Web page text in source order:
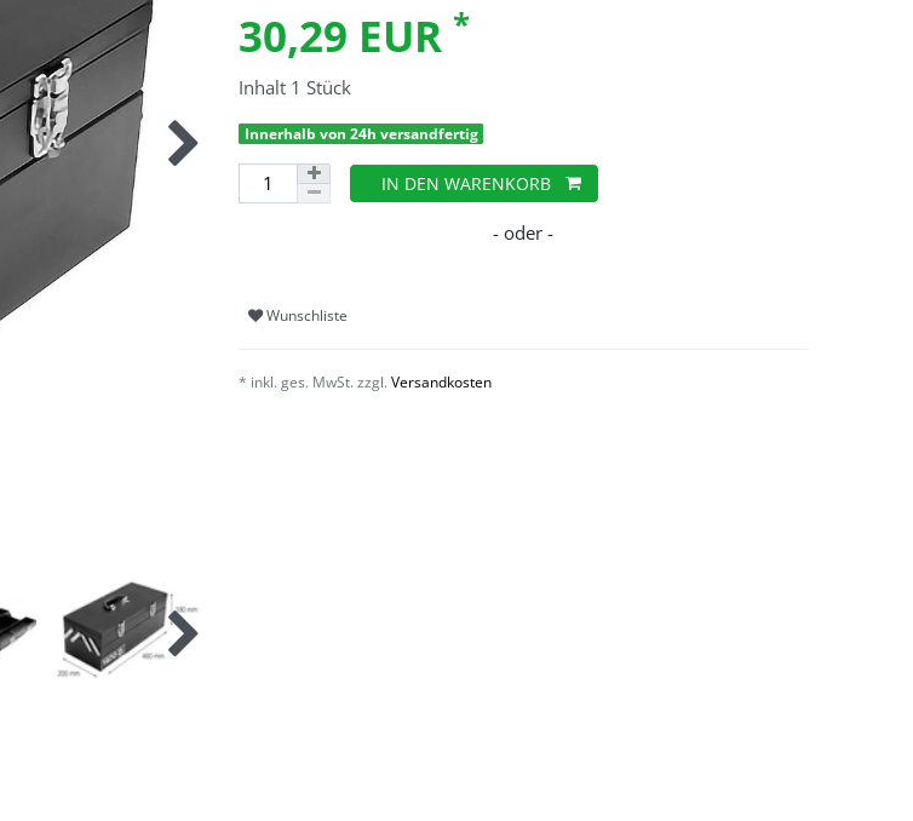
30,29 EUR *
Inhalt 1 Stück
Innerhalb von 24h versandfertig
IN DEN WARENKORB
Wunschliste
* inkl. ges. MwSt. zzgl. Versandkosten